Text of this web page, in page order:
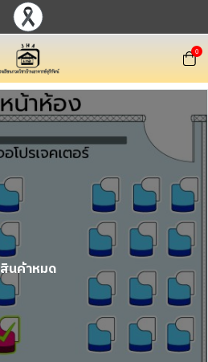
0
สินค้าหมด